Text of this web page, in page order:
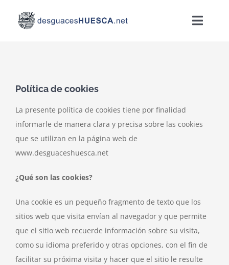
Toggle
CONTACTO
Política de cookies
La presente política de cookies tiene por finalidad
informarle de manera clara y precisa sobre las cookies
que se utilizan en la página web de
www.desguaceshuesca.net
¿Qué son las cookies?
Una cookie es un pequeño fragmento de texto que los
sitios web que visita envían al navegador y que permite
que el sitio web recuerde información sobre su visita,
como su idioma preferido y otras opciones, con el fin de
facilitar su próxima visita y hacer que el sitio le resulte